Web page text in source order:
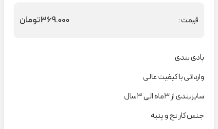
قیمت: 369.000تومان
بادی بندی
وارداتی با کیفیت عالی
سایزبندی از ۳ماه الی ۳سال
جنس کار نخ و پنبه